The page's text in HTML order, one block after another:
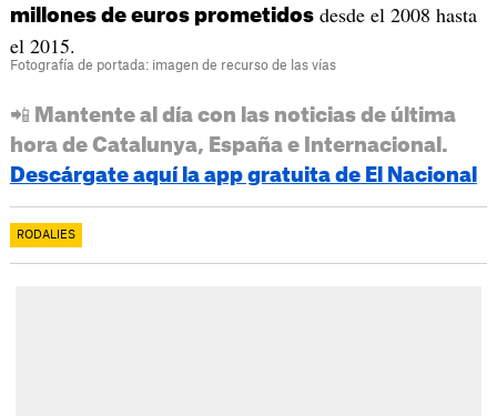
millones de euros prometidosdesde el 2008 hasta
el 2015.
Fotografía de portada: imagen de recurso de las vías
📲 Mantente al día con las noticias de última
hora de Catalunya, España e Internacional.
Descárgate aquí la app gratuita de El Nacional
RODALIES